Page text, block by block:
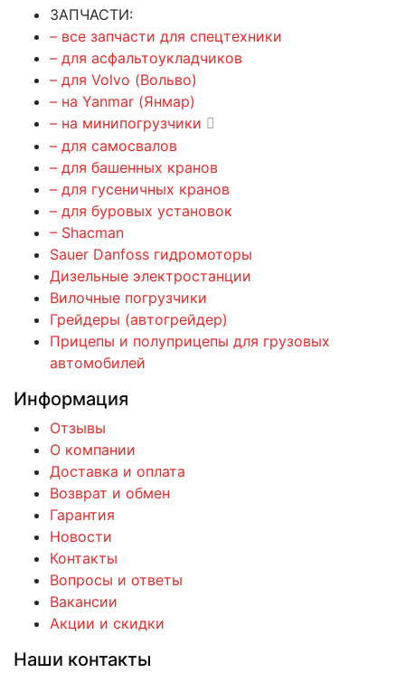
ЗАПЧАСТИ:
– все запчасти для спецтехники
– для асфальтоукладчиков
– для Volvo (Вольво)
– на Yanmar (Янмар)
– на минипогрузчики
– для самосвалов
– для башенных кранов
– для гусеничных кранов
– для буровых установок
– Shacman
Sauer Danfoss гидромоторы
Дизельные электростанции
Вилочные погрузчики
Грейдеры (автогрейдер)
Прицепы и полуприцепы для грузовых
автомобилей
Информация
Отзывы
О компании
Доставка и оплата
Возврат и обмен
Гарантия
Новости
Контакты
Вопросы и ответы
Вакансии
Акции и скидки
Наши контакты